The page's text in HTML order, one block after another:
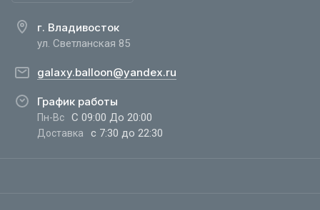
г. Владивосток
ул. Светланская 85
galaxy.balloon@yandex.ru
График работы
Пн-Вс С 09:00 До 20:00
Доставка с 7:30 до 22:30